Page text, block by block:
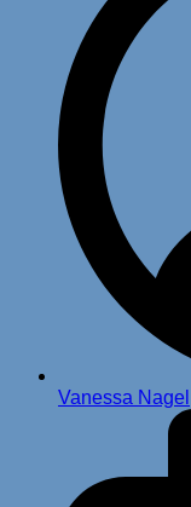
Vanessa Nagel